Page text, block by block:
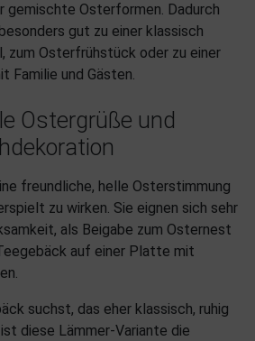
gemischte Osterformen. Dadurch
gut zu einer klassisch
Osterfrühstück oder zu einer
Familie und Gästen.
Ostergrüße und
freundliche, helle Osterstimmung
zu wirken. Sie eignen sich sehr
als Beigabe zum Osternest
auf einer Platte mit
suchst, das eher klassisch, ruhig
diese Lämmer-Variante die